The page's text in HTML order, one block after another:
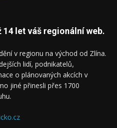
let váš regionální web.
v regionu na východ od Zlína.
lidí, podnikatelů,
o plánovaných akcích v
jiné přinesli přes 1700